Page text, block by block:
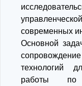
современных
Основной
технологий
работы по